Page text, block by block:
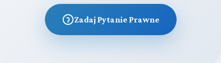
Zadaj Pytanie Prawne